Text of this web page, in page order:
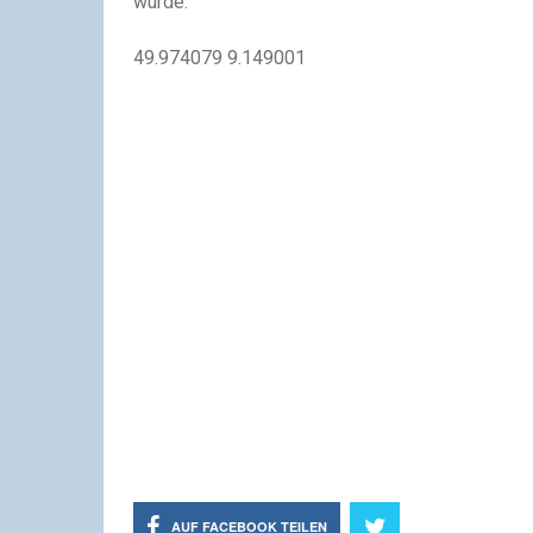
49.974079 9.149001
AUF FACEBOOK TEILEN